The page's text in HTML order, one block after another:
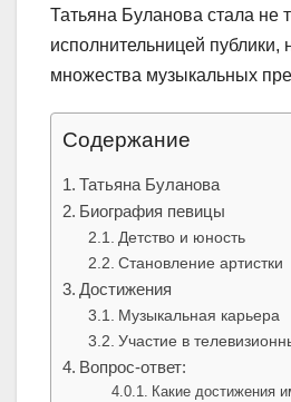
Татьяна Буланова стала не
исполнительницей публики,
множества музыкальных
Содержание
Татьяна Буланова
Биография певицы
Детство и юность
Становление артистки
Достижения
Музыкальная карьера
Участие в
Вопрос-ответ:
Какие достижения